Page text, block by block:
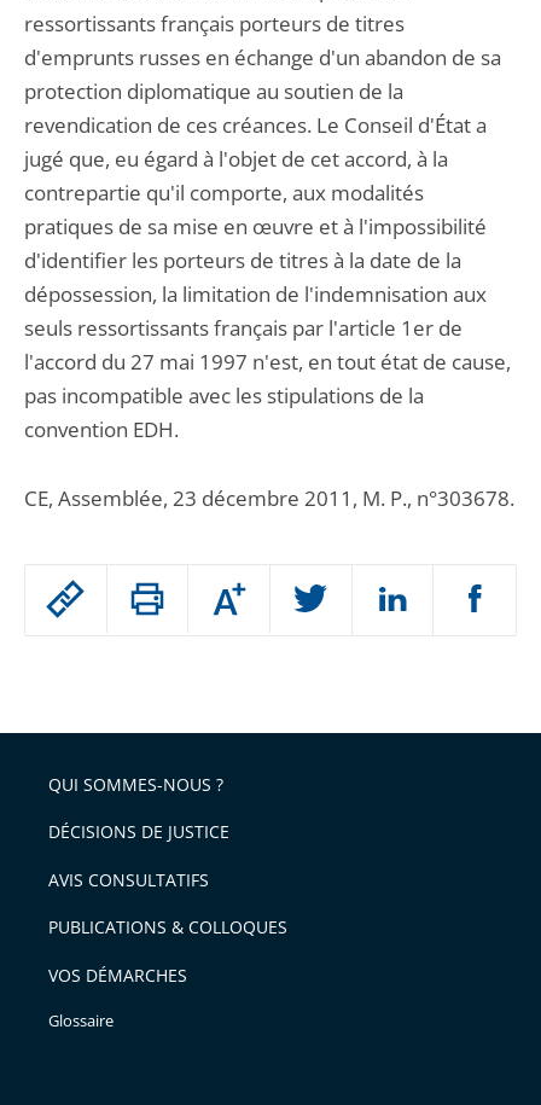
Passer
arriver
après
Augmenter
ou
l'article
pour
avant
ressortissants français porteurs de titres
d'emprunts russes en échange d'un abandon de sa
protection diplomatique au soutien de la
revendication de ces créances. Le Conseil d'État a
jugé que, eu égard à l'objet de cet accord, à la
contrepartie qu'il comporte, aux modalités
pratiques de sa mise en œuvre et à l'impossibilité
d'identifier les porteurs de titres à la date de la
dépossession, la limitation de l'indemnisation aux
seuls ressortissants français par l'article 1er de
l'accord du 27 mai 1997 n'est, en tout état de cause,
pas incompatible avec les stipulations de la
convention EDH.
CE, Assemblée, 23 décembre 2011, M. P., n°303678.
QUI SOMMES-NOUS ?
DÉCISIONS DE JUSTICE
AVIS CONSULTATIFS
PUBLICATIONS & COLLOQUES
VOS DÉMARCHES
Glossaire